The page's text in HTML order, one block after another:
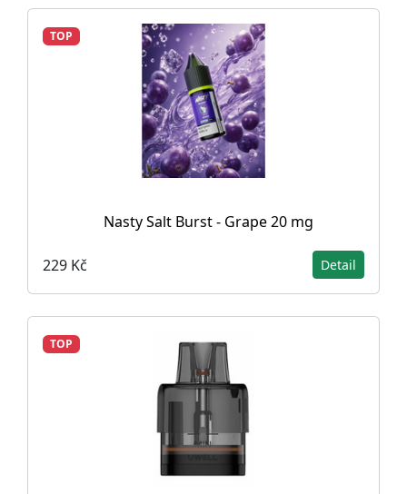
TOP
Nasty Salt Burst - Grape 20 mg
229 Kč Detail
TOP